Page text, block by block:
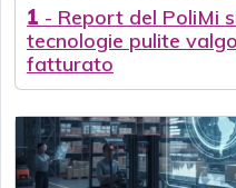
1 - Report del PoliMi
tecnologie pulite
fatturato